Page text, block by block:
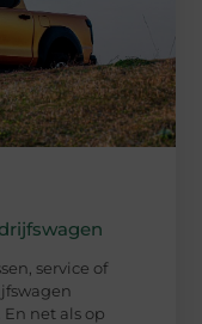
service of
net als op